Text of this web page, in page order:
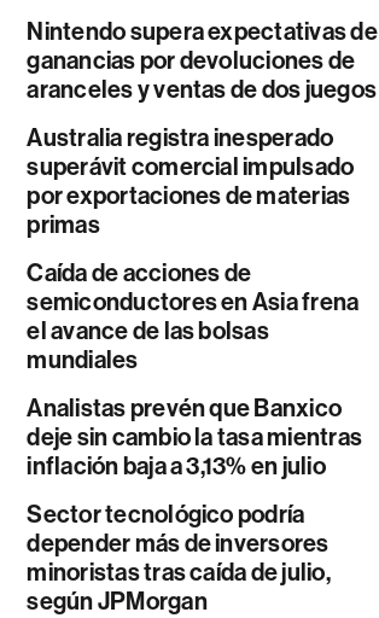
Nintendo supera expectativas de
ganancias por devoluciones de
aranceles y ventas de dos juegos
Australia registra inesperado
superávit comercial impulsado
por exportaciones de materias
primas
Caída de acciones de
semiconductores en Asia frena
el avance de las bolsas
mundiales
Analistas prevén que Banxico
deje sin cambio la tasa mientras
inflación baja a 3,13% en julio
Sector tecnológico podría
depender más de inversores
minoristas tras caída de julio,
según JPMorgan